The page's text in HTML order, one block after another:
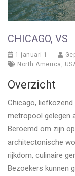
CHICAGO, VS
1 januari 1
North America ,
Overzicht
Chicago, liefkozend
metropool gelegen
Beroemd om zijn
architectonische
rijkdom, culinaire
Bezoekers kunnen